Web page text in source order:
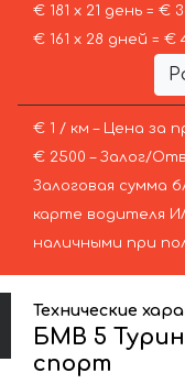
€ 181 х 21 день = €
€ 161 х 28 дней = €
€ 1 / км – Цена за
€ 2500 – Залог/
Залоговая сумма
карте водителя
наличными при
Технические
БМВ 5
спорт